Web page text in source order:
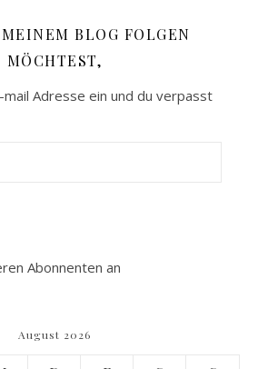
BLOG FOLGEN
MÖCHTEST,
Adresse ein und du verpasst
Abonnenten an
August 2026